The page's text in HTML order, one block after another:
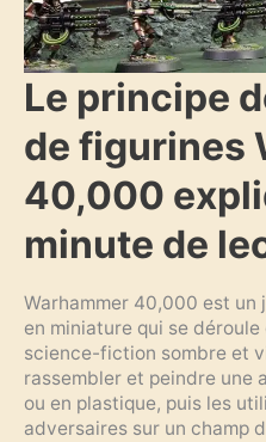
Le principe
de figurines
40,000
minute de
Warhammer 40,000 est
en miniature qui se
science-fiction sombre et
rassembler et peindre une
ou en plastique, puis les
adversaires sur un champ
Le
principe
de
jeu
du
de
figurines
Warhammer
40,000
expliqué
1
minute
de
lecture
!